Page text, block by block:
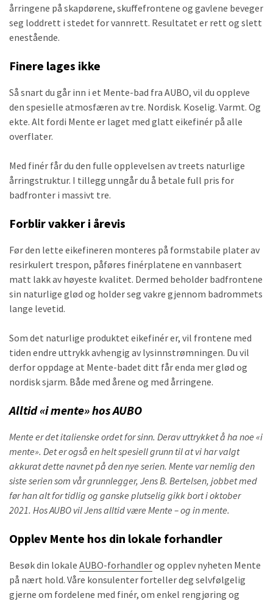
årringene på skapdørene, skuffefrontene og gavlene beveger
seg loddrett i stedet for vannrett. Resultatet er rett og slett
enestående.
Finere lages ikke
Så snart du går inn i et Mente-bad fra AUBO, vil du oppleve
den spesielle atmosfæren av tre. Nordisk. Koselig. Varmt. Og
ekte. Alt fordi Mente er laget med glatt eikefinér på alle
overflater.
Med finér får du den fulle opplevelsen av treets naturlige
årringstruktur. I tillegg unngår du å betale full pris for
badfronter i massivt tre.
Forblir vakker i årevis
Før den lette eikefineren monteres på formstabile plater av
resirkulert trespon, påføres finérplatene en vannbasert
matt lakk av høyeste kvalitet. Dermed beholder badfrontene
sin naturlige glød og holder seg vakre gjennom badrommets
lange levetid.
Som det naturlige produktet eikefinér er, vil frontene med
tiden endre uttrykk avhengig av lysinnstrømningen. Du vil
derfor oppdage at Mente-badet ditt får enda mer glød og
nordisk sjarm. Både med årene og med årringene.
Alltid «i mente» hos AUBO
Mente er det italienske ordet for sinn. Derav uttrykket å ha noe «i
mente». Det er også en helt spesiell grunn til at vi har valgt
akkurat dette navnet på den nye serien. Mente var nemlig den
siste serien som vår grunnlegger, Jens B. Bertelsen, jobbet med
før han alt for tidlig og ganske plutselig gikk bort i oktober
2021. Hos AUBO vil Jens alltid være Mente – og in mente.
Opplev Mente hos din lokale forhandler
Besøk din lokale AUBO-forhandlerog opplev nyheten Mente
på nært hold. Våre konsulenter forteller deg selvfølgelig
gjerne om fordelene med finér, om enkel rengjøring og